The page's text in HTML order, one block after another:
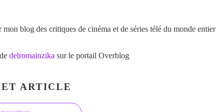
mon blog des critiques de cinéma et de séries télé du monde entier
delromainzika sur le portail Overblog
ARTICLE